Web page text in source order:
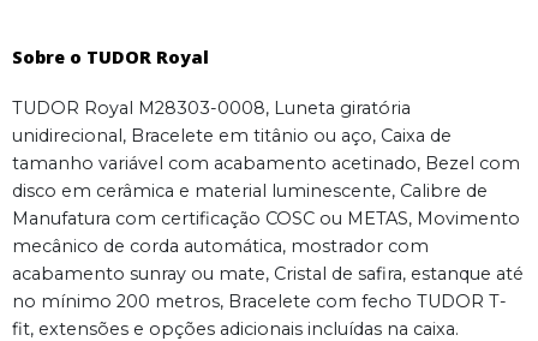
Sobre o TUDOR Royal
TUDOR Royal M28303-0008, Luneta giratória
unidirecional, Bracelete em titânio ou aço, Caixa de
tamanho variável com acabamento acetinado, Bezel com
disco em cerâmica e material luminescente, Calibre de
Manufatura com certificação COSC ou METAS, Movimento
mecânico de corda automática, mostrador com
acabamento sunray ou mate, Cristal de safira, estanque até
no mínimo 200 metros, Bracelete com fecho TUDOR T-
fit, extensões e opções adicionais incluídas na caixa.